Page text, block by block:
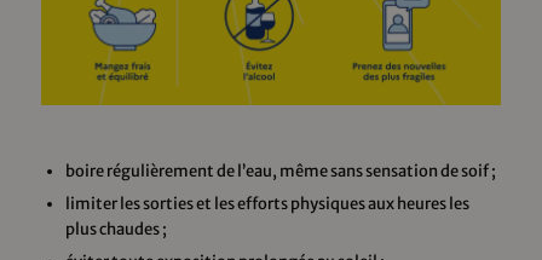
boire régulièrement de l’eau, même sans sensation de soif ;
limiter les sorties et les efforts physiques aux heures les
plus chaudes ;